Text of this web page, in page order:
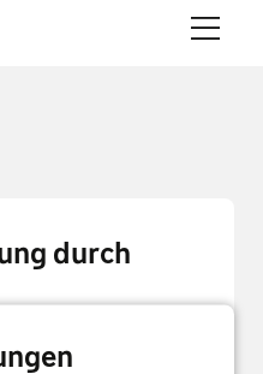
durch
Einwilligung.